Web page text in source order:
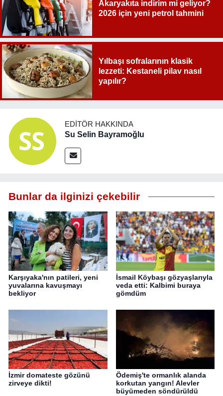
Akaryakıta indirim mi geliyor?
2026 için yeni petrol tahmini
Yılbaşı sofralarının klasik
lezzeti: Kestaneli pilav nasıl
yapılır?
EDITÖR HAKKINDA
Su Selin Bayramoğlu
Bunlar da ilginizi çekebilir
Karşıyaka'nın patileri, yeni
yuvalarına kavuşmayı
bekliyor
İsmail Köybaşı gözyaşlarıyla
veda etti: Kalbimi buraya
gömdüm
İzmir domateste gözünü
zirveye dikti!
Ödemiş'te ormanlık alanda
korkutan yangın! Alevler
büyümeden söndürüldü